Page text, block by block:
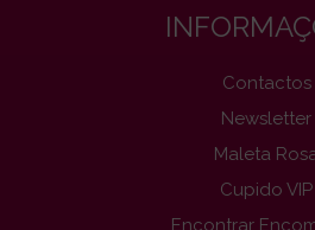
Contactos
Newsletter
Maleta
Cupido VIP
Encontrar